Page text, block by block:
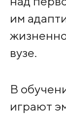
им
вузе.
В
играют